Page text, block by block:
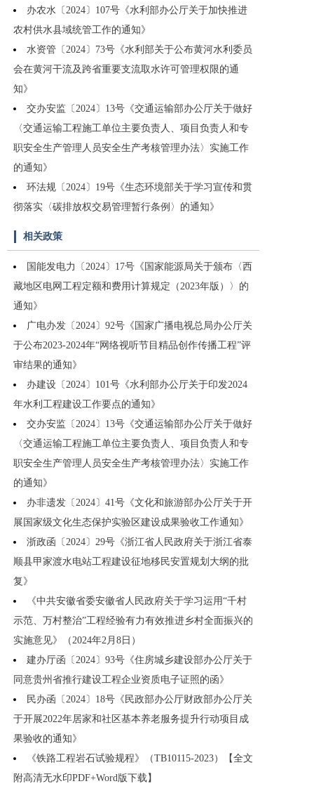
办农水〔2024〕107号《水利部办公厅关于加快推进
农村供水县域统管工作的通知》
水资管〔2024〕73号《水利部关于公布黄河水利委员
会在黄河干流及跨省重要支流取水许可管理权限的通
知》
交办安监〔2024〕13号《交通运输部办公厅关于做好
〈交通运输工程施工单位主要负责人、项目负责人和专
职安全生产管理人员安全生产考核管理办法〉实施工作
的通知》
环法规〔2024〕19号《生态环境部关于学习宣传和贯
彻落实〈碳排放权交易管理暂行条例〉的通知》
相关政策
国能发电力〔2024〕17号《国家能源局关于颁布〈西
藏地区电网工程定额和费用计算规定（2023年版）〉的
通知》
广电办发〔2024〕92号《国家广播电视总局办公厅关
于公布2023-2024年“网络视听节目精品创作传播工程”评
审结果的通知》
办建设〔2024〕101号《水利部办公厅关于印发2024
年水利工程建设工作要点的通知》
交办安监〔2024〕13号《交通运输部办公厅关于做好
〈交通运输工程施工单位主要负责人、项目负责人和专
职安全生产管理人员安全生产考核管理办法〉实施工作
的通知》
办非遗发〔2024〕41号《文化和旅游部办公厅关于开
展国家级文化生态保护实验区建设成果验收工作通知》
浙政函〔2024〕29号《浙江省人民政府关于浙江省泰
顺县甲家渡水电站工程建设征地移民安置规划大纲的批
复》
《中共安徽省委安徽省人民政府关于学习运用“千村
示范、万村整治”工程经验有力有效推进乡村全面振兴的
实施意见》（2024年2月8日）
建办厅函〔2024〕93号《住房城乡建设部办公厅关于
同意贵州省推行建设工程企业资质电子证照的函》
民办函〔2024〕18号《民政部办公厅财政部办公厅关
于开展2022年居家和社区基本养老服务提升行动项目成
果验收的通知》
《铁路工程岩石试验规程》（TB10115-2023）【全文
附高清无水印PDF+Word版下载】